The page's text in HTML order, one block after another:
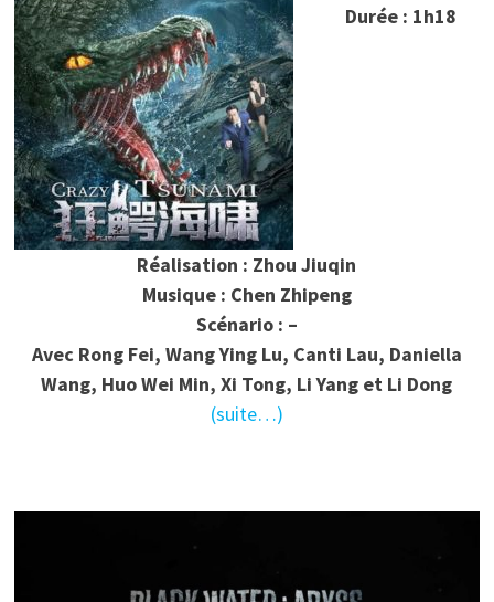
Durée : 1h18
Réalisation : Zhou Jiuqin
Musique : Chen Zhipeng
Scénario : –
Avec Rong Fei, Wang Ying Lu, Canti Lau, Daniella
Wang, Huo Wei Min, Xi Tong, Li Yang et Li Dong
(suite…)